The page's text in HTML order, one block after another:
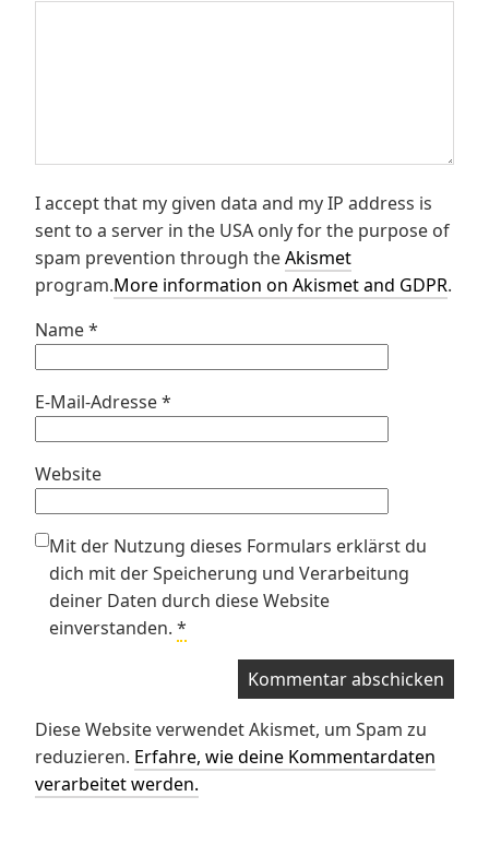
I accept that my given data and my IP address is
sent to a server in the USA only for the purpose of
spam prevention through theAkismet
program.More information on Akismet and GDPR.
Name*
E-Mail-Adresse*
Website
Mit der Nutzung dieses Formulars erklärst du
dich mit der Speicherung und Verarbeitung
deiner Daten durch diese Website
einverstanden. *
Diese Website verwendet Akismet, um Spam zu
reduzieren. Erfahre, wie deine Kommentardaten
verarbeitet werden.